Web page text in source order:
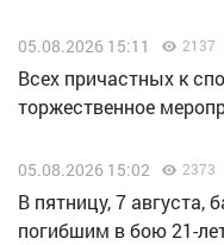
05.08.2026 15:11 2137
Всех причастных к
торжественное
05.08.2026 15:02 2373
В пятницу, 7 августа,
погибшим в бою 21-